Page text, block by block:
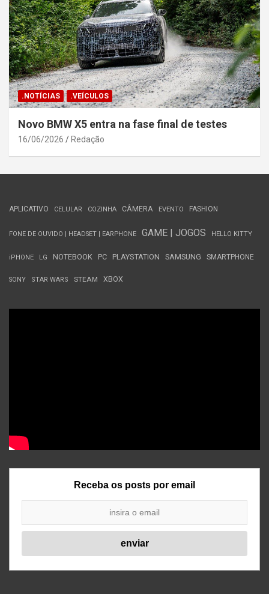
.NOTÍCIAS .VEÍCULOS
Novo BMW X5 entra na fase final de testes
16/06/2026 Redação
APLICATIVO CELULAR COZINHA CÂMERA EVENTO FASHION
FONE DE OUVIDO | HEADSET | EARPHONE GAME | JOGOS HELLO KITTY
iPHONE LG NOTEBOOK PC PLAYSTATION SAMSUNG SMARTPHONE
SONY STAR WARS STEAM XBOX
Receba os posts por email